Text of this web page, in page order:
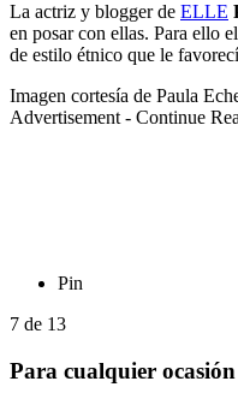
La actriz y blogger de ELLE
en posar con ellas. Para ello
de estilo étnico que le
Imagen cortesía de Paula
Advertisement - Continue
Pin
7 de 13
Para cualquier ocasión